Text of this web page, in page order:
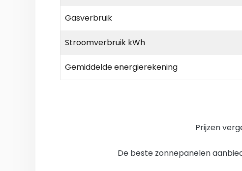
Gasverbruik
Stroomverbruik kWh
Gemiddelde energierekening
Prijzen
De beste zonnepanelen